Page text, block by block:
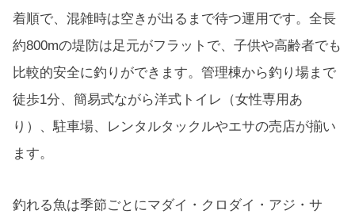
着順で、混雑時は空きが出るまで待つ運用です。全長
約800mの堤防は足元がフラットで、子供や高齢者でも
比較的安全に釣りができます。管理棟から釣り場まで
徒歩1分、簡易式ながら洋式トイレ（女性専用あ
り）、駐車場、レンタルタックルやエサの売店が揃い
ます。
釣れる魚は季節ごとにマダイ・クロダイ・アジ・サ